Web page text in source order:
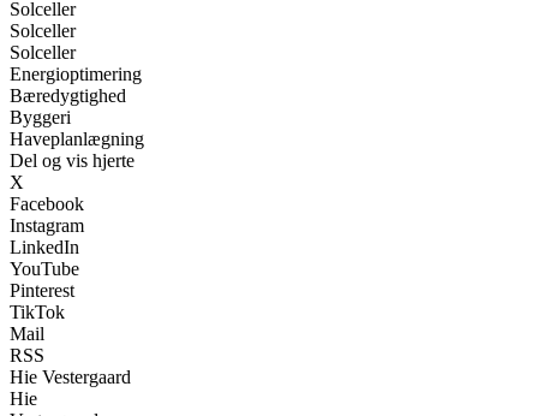
Solceller
Solceller
Solceller
Energioptimering
Bæredygtighed
Byggeri
Haveplanlægning
Del og vis hjerte
X
Facebook
Instagram
LinkedIn
YouTube
Pinterest
TikTok
Mail
RSS
Hie Vestergaard
Hie